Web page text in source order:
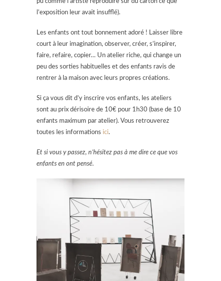
pu comme l’artiste reproduire sur du carton ce que
l’exposition leur avait insufflé).
Les enfants ont tout bonnement adoré ! Laisser libre
court à leur imagination, observer, créer, s’inspirer,
faire, refaire, copier… Un atelier riche, qui change un
peu des sorties habituelles et des enfants ravis de
rentrer à la maison avec leurs propres créations.
Si ça vous dit d’y inscrire vos enfants, les ateliers
sont au prix dérisoire de 10€ pour 1h30 (base de 10
enfants maximum par atelier). Vous retrouverez
toutes les informations ici.
Et si vous y passez, n’hésitez pas à me dire ce que vos
enfants en ont pensé.